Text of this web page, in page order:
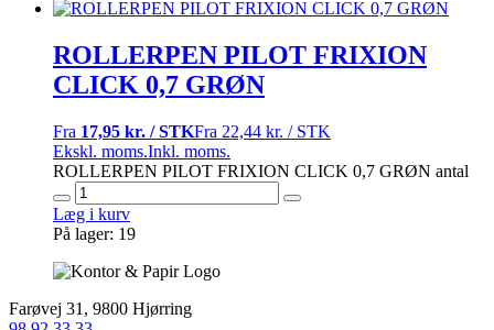
ROLLERPEN PILOT FRIXION
CLICK 0,7 GRØN
Fra 17,95 kr. / STKFra 22,44 kr. / STK
Ekskl. moms.Inkl. moms.
ROLLERPEN PILOT FRIXION CLICK 0,7 GRØN antal
Læg i kurv
På lager: 19
Farøvej 31, 9800 Hjørring